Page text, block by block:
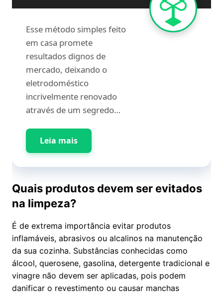
Esse método simples feito
em casa promete
resultados dignos de
mercado, deixando o
eletrodoméstico
incrivelmente renovado
através de um segredo…
Leia mais
Quais produtos devem ser evitados
na limpeza?
É de extrema importância evitar produtos
inflamáveis, abrasivos ou alcalinos na manutenção
da sua cozinha. Substâncias conhecidas como
álcool, querosene, gasolina, detergente tradicional e
vinagre não devem ser aplicadas, pois podem
danificar o revestimento ou causar manchas